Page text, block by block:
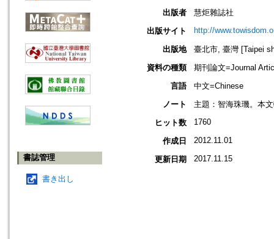
書誌管理
書き出し
出版者
慧炬雜誌社
出版サイト
http://
出版地
臺北市, 臺灣 [Taipei
資料の種類
期刊論文=Journal
言語
中文=Chinese
ノート
主題：智海珠璣。本
ヒット数
1760
作成日 2012.11.01
更新日期 2017.11.15